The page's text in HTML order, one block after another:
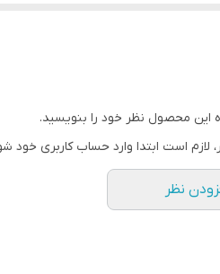
این محصول نظر خود را بنویسید.
لازم است ابتدا وارد حساب کاربری خود
نظر